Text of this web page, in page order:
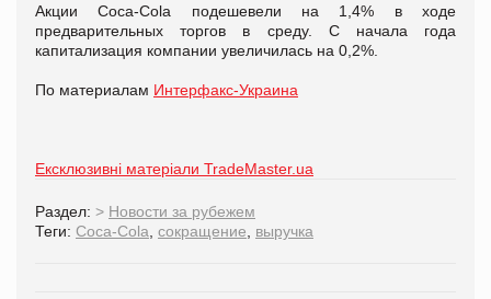
Акции Coca-Cola подешевели на 1,4% в ходе
предварительных торгов в среду. С начала года
капитализация компании увеличилась на 0,2%.
По материалам Интерфакс-Украина
Ексклюзивні матеріали TradeMaster.ua
Раздел: > Новости за рубежем
Теги: Coca-Cola сокращение выручка